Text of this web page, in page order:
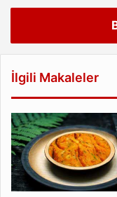
İlgili Makaleler